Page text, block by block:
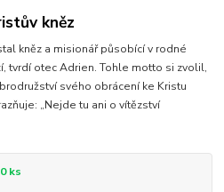
kněz
kněz a misionář působící v rodné
tvrdí otec Adrien. Tohle motto si zvolil,
svého obrácení ke Kristu
„Nejde tu ani o vítězství
ks